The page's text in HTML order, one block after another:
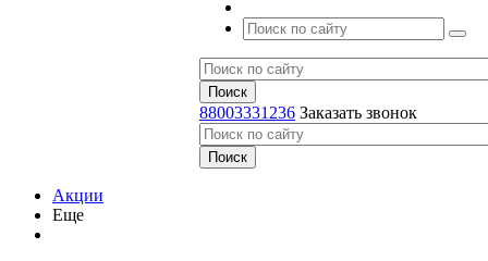
88003331236 Заказать звонок
Акции
Еще